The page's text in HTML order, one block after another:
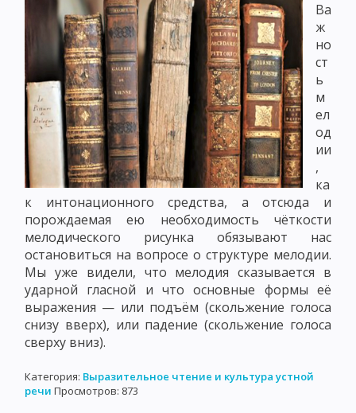
Ва
ж
но
ст
ь
м
ел
од
ии
,
ка
к интонационного средства, а отсюда и
порождаемая ею необходимость чёткости
мелодического рисунка обязывают нас
остановиться на вопросе о структуре мелодии.
Мы уже видели, что мелодия сказывается в
ударной гласной и что основные формы её
выражения — или подъём (скольжение голоса
снизу вверх), или падение (скольжение голоса
сверху вниз).
Категория: Выразительное чтение и культура устной
речи Просмотров: 873